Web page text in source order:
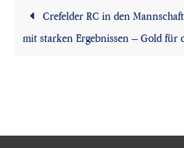
Crefelder RC in den
mit starken Ergebnissen – Gold für